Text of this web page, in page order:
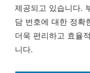
제공되고 있습니다.
담 번호에 대한 정확
더욱 편리하고 효율
니다.